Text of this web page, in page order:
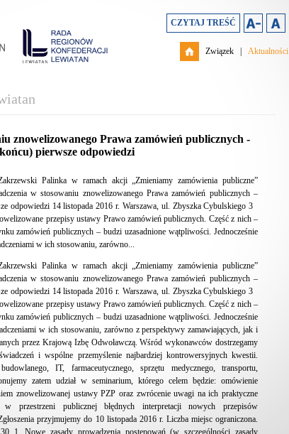
CZYTAJ TREŚĆ
Związek Aktualności
znowelizowanego Prawa zamówień publicznych -
pierwsze odpowiedzi
Palinka w ramach akcji „Zmieniamy zamówienia publiczne”
w stosowaniu znowelizowanego Prawa zamówień publicznych –
odpowiedzi 14 listopada 2016 r. Warszawa, ul. Zbyszka Cybulskiego 3
przepisy ustawy Prawo zamówień publicznych. Część z nich –
zamówień publicznych – budzi uzasadnione wątpliwości. Jednocześnie
w ich stosowaniu, zarówno...
Palinka w ramach akcji „Zmieniamy zamówienia publiczne”
w stosowaniu znowelizowanego Prawa zamówień publicznych –
odpowiedzi 14 listopada 2016 r. Warszawa, ul. Zbyszka Cybulskiego 3
przepisy ustawy Prawo zamówień publicznych. Część z nich –
zamówień publicznych – budzi uzasadnione wątpliwości. Jednocześnie
w ich stosowaniu, zarówno z perspektywy zamawiających, jak i
przez Krajową Izbę Odwoławczą. Wśród wykonawców dostrzegamy
i wspólne przemyślenie najbardziej kontrowersyjnych kwestii.
IT, farmaceutycznego, sprzętu medycznego, transportu,
zatem udział w seminarium, którego celem będzie: omówienie
znowelizowanej ustawy PZP oraz zwrócenie uwagi na ich praktyczne
przestrzeni publicznej błędnych interpretacji nowych przepisów
przyjmujemy do 10 listopada 2016 r. Liczba miejsc ograniczona.
Nowe zasady prowadzenia postępowań (w szczególności zasady